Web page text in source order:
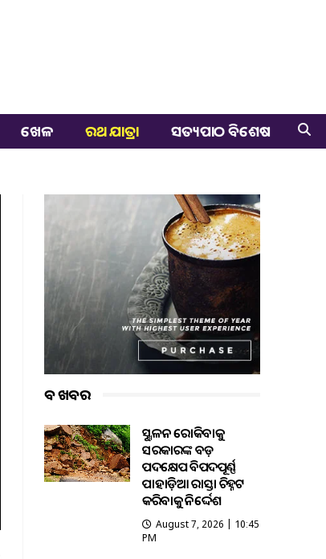
ଖେଳ ରଥ ଯାତ୍ରା ସତ୍ୟପାଠ ବିଶେଷ
ବଡ ଖବର
ଭୂସ୍ଖଳନ ରୋକିବାକୁ
ସରକାରଙ୍କ ବଡ଼
ପଦକ୍ଷେପ ବିପଦପୂର୍ଣ୍ଣ
ପାହାଡ଼ିଆ ରାସ୍ତା ଚିହ୍ନଟ
କରିବାକୁ ନିର୍ଦ୍ଦେଶ
August 7, 2026 | 10:45
PM